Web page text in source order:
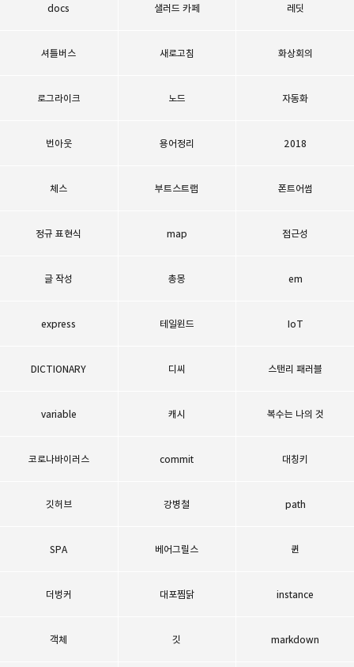
docs 샐러드 카페 레딧
셔틀버스 새로고침 화상회의
로그라이크 노드 자동화
번아웃 용어정리 2018
체스 부트스트랩 폰트어썸
정규 표현식 map 접근성
글 작성 총몽 em
express 테일윈드 IoT
DICTIONARY 디씨 스탠리 패러블
variable 캐시 복수는 나의 것
코로나바이러스 commit 대칭키
깃허브 강병철 path
SPA 베어그릴스 퀸
더벙커 대포찜닭 instance
객체 깃 markdown